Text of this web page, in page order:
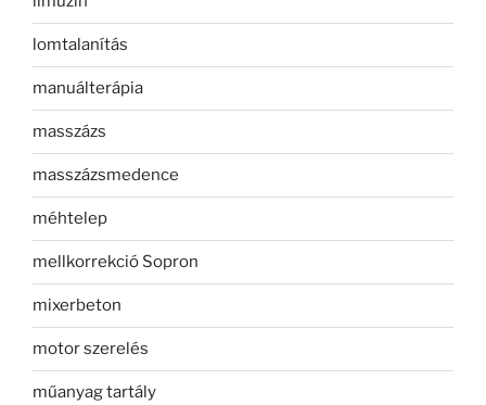
lomtalanítás
manuálterápia
masszázs
masszázsmedence
méhtelep
mellkorrekció Sopron
mixerbeton
motor szerelés
műanyag tartály